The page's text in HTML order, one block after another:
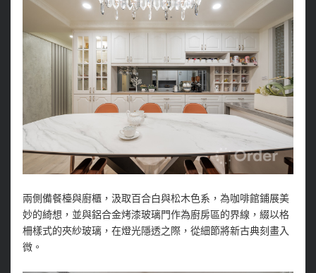
兩側備餐檯與廚櫃，汲取百合白與松木色系，為咖啡館鋪展美
妙的綺想，並與鋁合金烤漆玻璃門作為廚房區的界線，綴以格
柵樣式的夾紗玻璃，在燈光隱透之際，從細節將新古典刻畫入
微。